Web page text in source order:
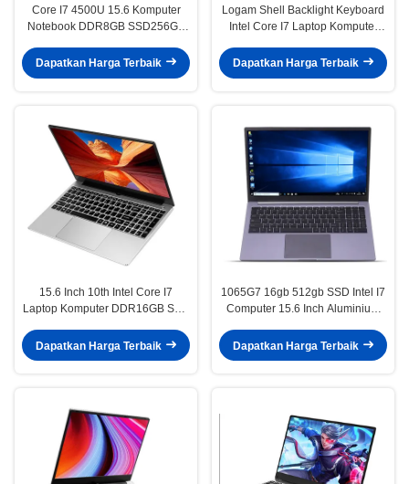
Core I7 4500U 15.6 Komputer
Notebook DDR8GB SSD256GB
Gaming Pc
Dapatkan Harga Terbaik
Logam Shell Backlight Keyboard
Intel Core I7 Laptop Komputer
Dapatkan Harga Terbaik
15.6 Inch 10th Intel Core I7
Laptop Komputer DDR16GB SSD
Dapatkan Harga Terbaik
1065G7 16gb 512gb SSD Intel I7
Computer 15.6 Inch Aluminium
Dapatkan Harga Terbaik